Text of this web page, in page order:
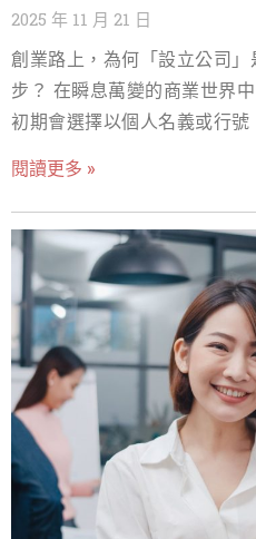
事務上，無疑是最大的成本
在的價值。一個優秀的代辦團
工作天的行政時間，並避免
但問題是：開公司代辦費用究
何？不同服務內容的差異在哪
南，幫助您在眾多代辦事務所
選擇。我們將以專業且易懂
最堅實的後盾。 成立公司代
討 成立公司代辦費用 之前，
的組成。代辦服務的報價並
個主要部分：政府規費（或稱
（或稱會計師或記帳士服務
的行政成本 政府規費是無論
辦，都必須繳納給政
2025 年 11 月 21 日
創業路上，為何「設立公司
步？ 在瞬息萬變的商業世界
初期會選擇以個人名義或行號
規模尚小時或許可行。然而，
規模不斷擴大，您是否開始
「成長痛」？這種痛點的本質
之間的結構性矛盾。 這些痛
的個人綜合所得稅採用累進稅
得稅率就越高，甚至可能觸及
辛辛苦苦賺來的利潤，有將
壓縮了再投資和個人財富累積
對大型企業、政府標案或國
象和信賴度不足，往往讓您
重要的合作機會。許多企業
為公司組織」作為基本門檻
閱讀更多 »